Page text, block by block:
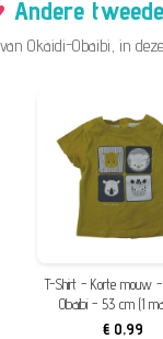
Andere
Okaidi-Obaibi, in
T-Shirt - Korte mouw
Obaibi - 53 cm (1
€ 0,99